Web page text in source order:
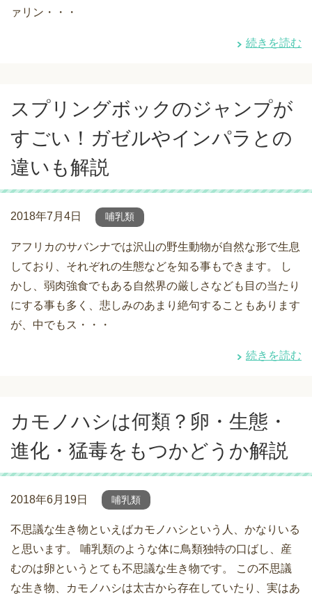
ァリン・・・
続きを読む
スプリングボックのジャンプが
すごい！ガゼルやインパラとの
違いも解説
2018年7月4日 哺乳類
アフリカのサバンナでは沢山の野生動物が自然な形で生息
しており、それぞれの生態などを知る事もできます。 し
かし、弱肉強食でもある自然界の厳しさなども目の当たり
にする事も多く、悲しみのあまり絶句することもあります
が、中でもス・・・
続きを読む
カモノハシは何類？卵・生態・
進化・猛毒をもつかどうか解説
2018年6月19日 哺乳類
不思議な生き物といえばカモノハシという人、かなりいる
と思います。 哺乳類のような体に鳥類独特の口ばし、産
むのは卵というとても不思議な生き物です。 この不思議
な生き物、カモノハシは太古から存在していたり、実はあ